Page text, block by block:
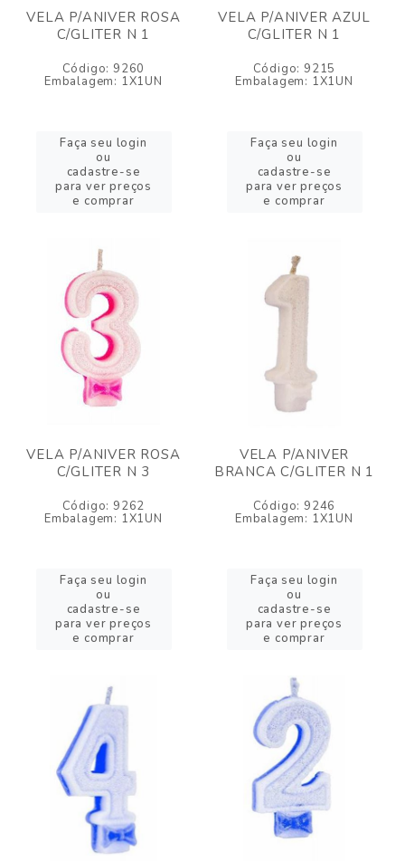
VELA P/ANIVER ROSA
C/GLITER N 1
Código: 9260
Embalagem: 1X1UN
Faça seu login
ou
cadastre-se
para ver preços
e comprar
VELA P/ANIVER AZUL
C/GLITER N 1
Código: 9215
Embalagem: 1X1UN
Faça seu login
ou
cadastre-se
para ver preços
e comprar
VELA P/ANIVER ROSA
C/GLITER N 3
Código: 9262
Embalagem: 1X1UN
Faça seu login
ou
cadastre-se
para ver preços
e comprar
VELA P/ANIVER
BRANCA C/GLITER N 1
Código: 9246
Embalagem: 1X1UN
Faça seu login
ou
cadastre-se
para ver preços
e comprar